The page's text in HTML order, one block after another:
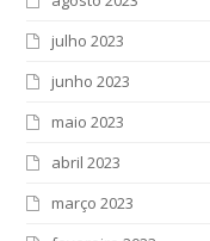
julho 2023
junho 2023
maio 2023
abril 2023
março 2023